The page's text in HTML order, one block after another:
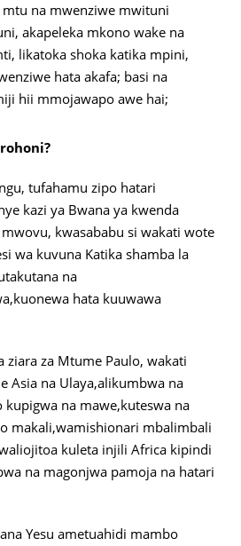
na mwenziwe mwituni
akapeleka mkono wake na
likatoka shoka katika mpini,
hata akafa; basi na
hii mmojawapo awe hai;
tufahamu zipo hatari
kazi ya Bwana ya kwenda
mwovu, kwasababu si wakati wote
wa kuvuna Katika shamba la
na
hata kuuwawa
ziara za Mtume Paulo, wakati
Asia na Ulaya,alikumbwa na
na mawe,kuteswa na
makali,wamishionari mbalimbali
kuleta injili Africa kipindi
na magonjwa pamoja na hatari
Yesu ametuahidi mambo